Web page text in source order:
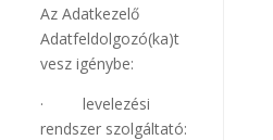
Az Adatkezelő
Adatfeldolgozó(ka)t
vesz igénybe:
· levelezési
rendszer szolgáltató: